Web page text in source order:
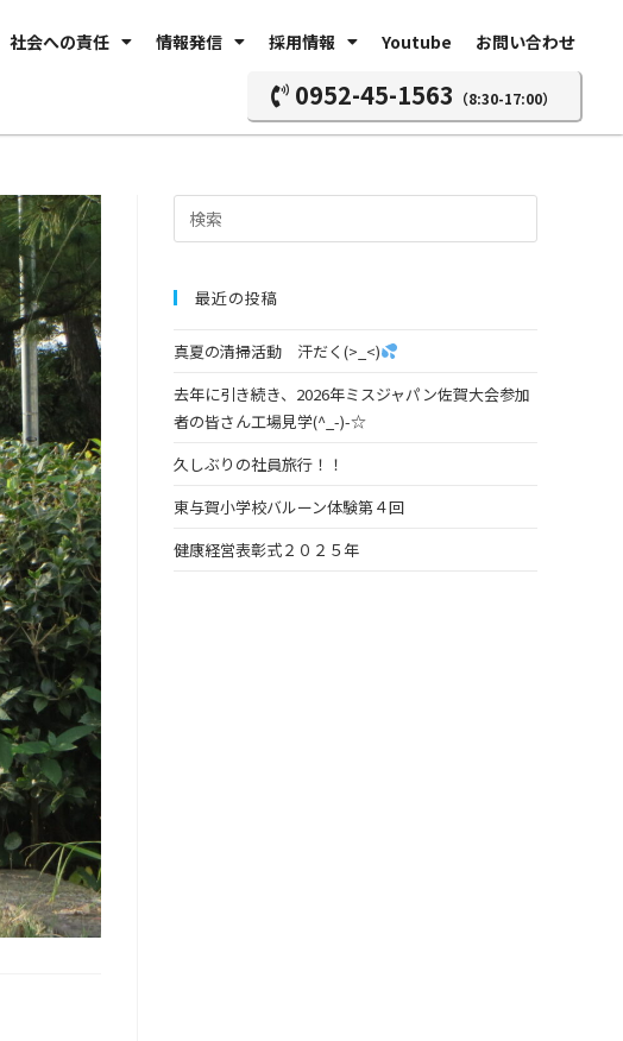
社会への責任 情報発信 採用情報 Youtube お問い合わせ
0952-45-1563 （8:30-17:00）
最近の投稿
真夏の清掃活動 汗だく(>_<)
去年に引き続き、2026年ミスジャパン佐賀大会参加
者の皆さん工場見学(^_-)-☆
久しぶりの社員旅行！！
東与賀小学校バルーン体験第４回
健康経営表彰式２０２５年